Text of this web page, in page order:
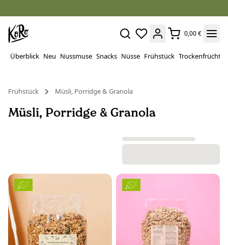
0,00 €
Überblick Neu Nussmuse Snacks Nüsse Frühstück Trockenfrüchte
Frühstück
Müsli, Porridge & Granola
Müsli, Porridge & Granola